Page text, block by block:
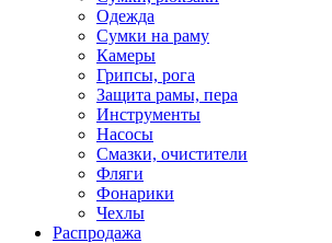
Одежда
Сумки на раму
Камеры
Грипсы, рога
Защита рамы, пера
Инструменты
Насосы
Смазки, очистители
Фляги
Фонарики
Чехлы
Распродажа